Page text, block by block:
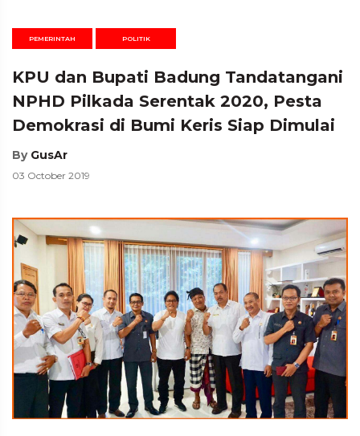
PEMERINTAH POLITIK
KPU dan Bupati Badung Tandatangani
NPHD Pilkada Serentak 2020, Pesta
Demokrasi di Bumi Keris Siap Dimulai
By GusAr
03 October 2019